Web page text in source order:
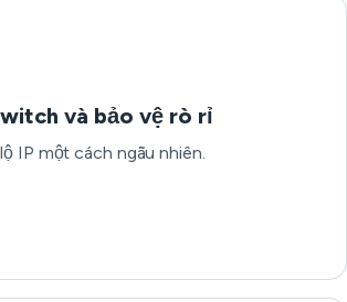
và bảo vệ rò rỉ
IP một cách ngẫu nhiên.